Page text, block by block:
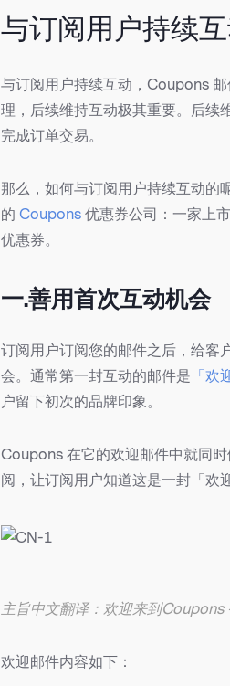
与订阅用户持续
与订阅用户持续互动，Coupons
理，后续维持互动极其重要。
后续
完成订单交易。
那么，如何与订阅用户持续互动
的 Coupons 优惠券公司：一家上
优惠券。
一.善用首次互动机会
订阅用户订阅您的邮件之后，给客
会。通常第一封互动的邮件是 「欢
户留下初次的品牌印象。
Coupons 在它的欢迎邮件中就同
阅，让订阅用户知道这是一封「欢
主旨中文翻译：欢迎来到Coupons
欢迎邮件内容如下：